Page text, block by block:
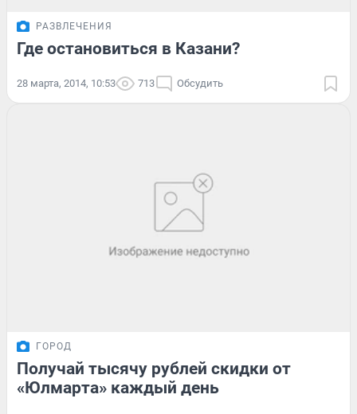
РАЗВЛЕЧЕНИЯ
Где остановиться в Казани?
28 марта, 2014, 10:53 713 Обсудить
ГОРОД
Получай тысячу рублей скидки от
«Юлмарта» каждый день